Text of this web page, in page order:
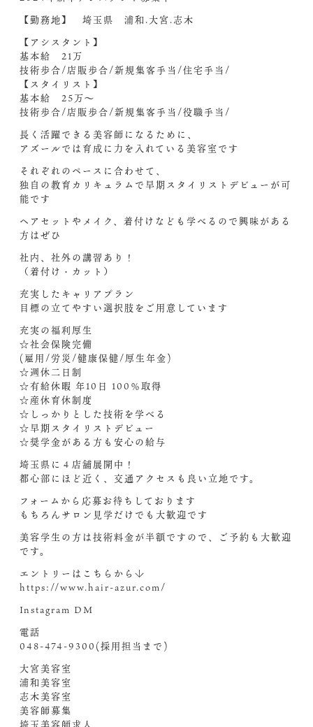
【勤務地】 埼玉県 浦和.大宮.志木
【アシスタント】
基本給 21万
技術歩合/店販歩合/新規集客手当/住宅手当/
【スタイリスト】
基本給 25万〜
技術歩合/店販歩合/新規集客手当/役職手当/
長く活躍できる美容師になるために、
アズールでは育成に力を入れている美容室です
それぞれのペースに合わせて、
独自の教育カリキュラムで早期スタイリストデビューが可
能です
ヘアセットやメイク、着付けなども学べるので興味がある
方はぜひ
社内、社外の講習あり！
（着付け・カット）
充実したキャリアプラン
目標の立てやすい選択肢をご用意しています
充実の福利厚生
☆社会保険完備
(雇用/労災/健康保健/厚生年金)
☆週休二日制
☆有給休暇 年10日 100％取得
☆産休育休制度
☆しっかりとした技術を学べる
☆早期スタイリストデビュー
☆奨学金がある方も安心の給与
埼玉県に４店舗展開中！
都心部にほど近く、交通アクセスも良い立地です。
フォームから応募お待ちしております
もちろんサロン見学だけでも大歓迎です
美容学生の方は技術料金が半額ですので、ご予約も大歓迎
です。
エントリーはこちらから↓
https://www.hair-azur.com/
Instagram DM
電話
048-474-9300(採用担当まで)
大宮美容室
浦和美容室
志木美容室
美容師募集